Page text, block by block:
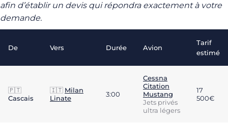
afin d’établir un devis qui répondra exactement à votre
demande.
De Vers Durée Avion
Tarif
estimé
🇵🇹
Cascais
🇮🇹 Milan
Linate
3:00
Cessna
Citation
Mustang
Jets privés
ultra légers
17
500€